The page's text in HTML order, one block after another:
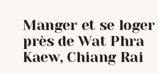
Manger et se loger
près de Wat Phra
Kaew, Chiang Rai